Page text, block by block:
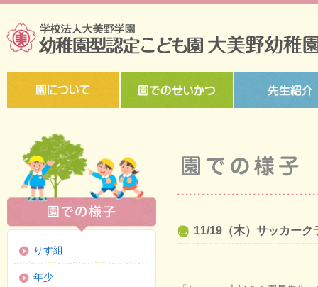
11/19（木）サッカー
りす組
年少